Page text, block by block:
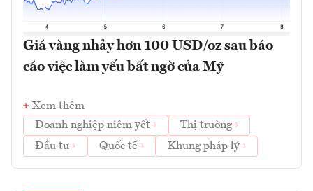
Giá vàng nhảy hơn 100 USD/oz sau báo
cáo việc làm yếu bất ngờ của Mỹ
Xem thêm
Doanh nghiệp niêm yết
Thị trường
Đầu tư
Quốc tế Khung pháp lý